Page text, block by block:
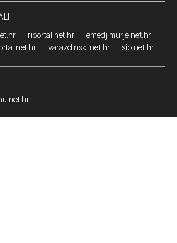
riportal.net.hr
emedjimurje.net.hr
varazdinski.net.hr sib.net.hr